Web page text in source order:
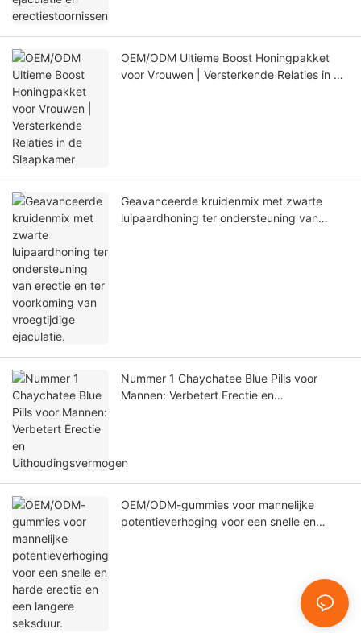
OEM/ODM Ultieme Boost Honingpakket
voor Vrouwen | Versterkende Relaties in de
Geavanceerde kruidenmix met zwarte
luipaardhoning ter ondersteuning van
Nummer 1 Chaychatee Blue Pills voor
Mannen: Verbetert Erectie en
OEM/ODM-gummies voor mannelijke
potentieverhoging voor een snelle en